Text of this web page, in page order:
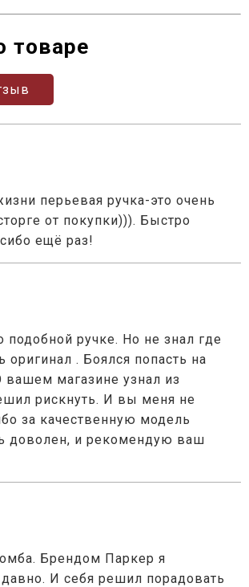
товаре
перьевая ручка-это очень
от покупки))). Быстро
ещё раз!
подобной ручке. Но не знал где
оригинал . Боялся попасть на
магазине узнал из
рискнуть. И вы меня не
за качественную модель
доволен, и рекомендую ваш
Брендом Паркер я
давно. И себя решил порадовать